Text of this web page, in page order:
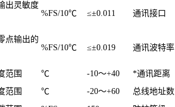
出灵敏度
%FS/10℃ ≤±0.011 通讯接口
点输出的
%FS/10℃ ≤±0.019 通讯波特率
范围 ℃ -10～+40 *通讯距离
范围
℃ -20～+60 总线地址数